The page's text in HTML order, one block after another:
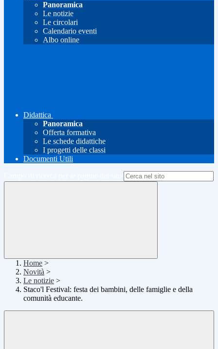
Panoramica
Le notizie
Le circolari
Calendario eventi
Albo online
Didattica
Panoramica
Offerta formativa
Le schede didattiche
I progetti delle classi
Documenti Utili
Home >
Novità >
Le notizie >
Staco'l Festival: festa dei bambini, delle famiglie e della
comunità educante.